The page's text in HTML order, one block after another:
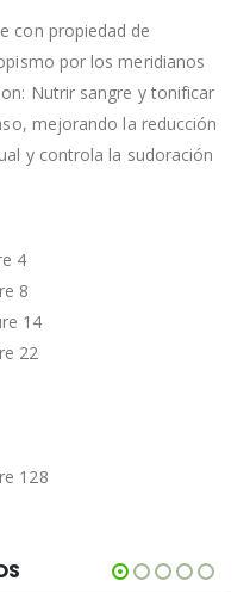
con propiedad de
por los meridianos
Nutrir sangre y tonificar
mejorando la reducción
y controla la sudoración
4
8
14
22
128